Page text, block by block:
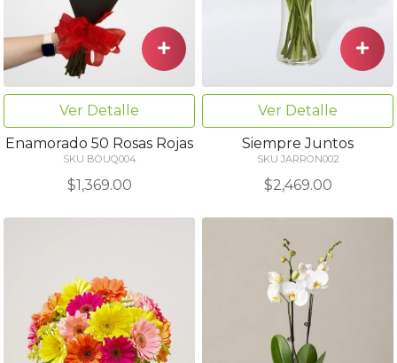
Ver Detalle
Enamorado 50 Rosas Rojas
SKU BOUQ004
$1,369.00
Ver Detalle
Siempre Juntos
SKU JARRON002
$2,469.00